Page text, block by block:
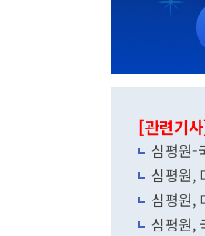
[관련기
심평원-
심평원,
심평원,
심평원,